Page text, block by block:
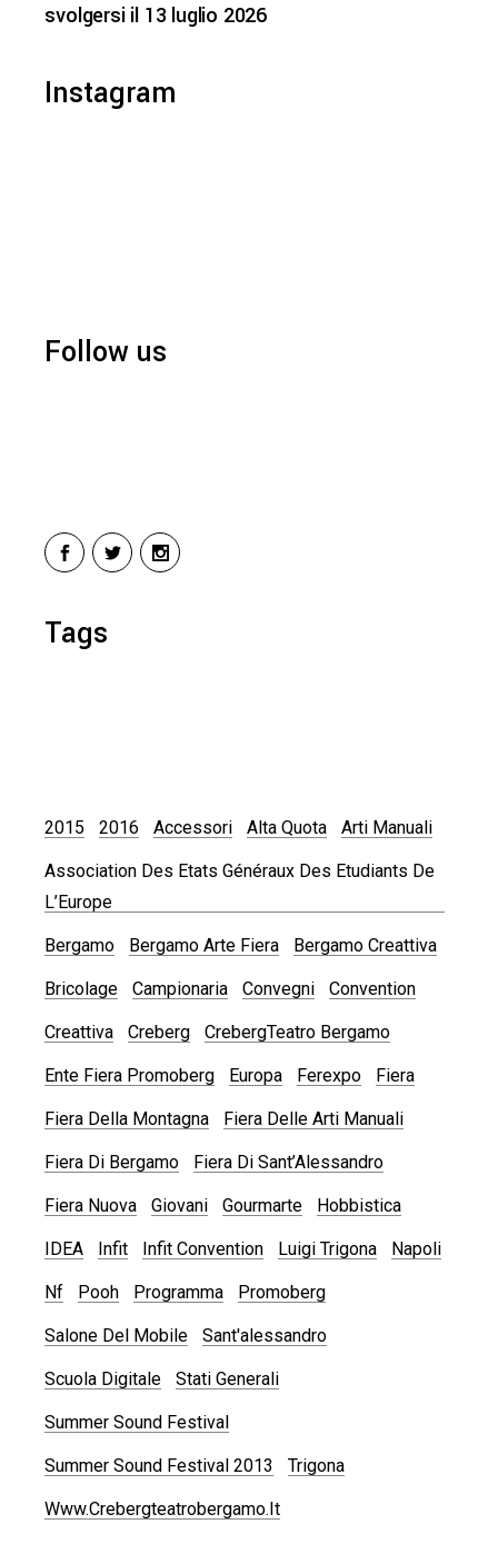
svolgersi il 13 luglio 2026
Instagram
Follow us
Tags
2015 2016 Accessori Alta Quota Arti Manuali
Association Des Etats Généraux Des Etudiants De
L’Europe
Bergamo Bergamo Arte Fiera Bergamo Creattiva
Bricolage Campionaria Convegni Convention
Creattiva Creberg CrebergTeatro Bergamo
Ente Fiera Promoberg Europa Ferexpo Fiera
Fiera Della Montagna Fiera Delle Arti Manuali
Fiera Di Bergamo Fiera Di Sant’Alessandro
Fiera Nuova Giovani Gourmarte Hobbistica
IDEA Infit Infit Convention Luigi Trigona Napoli
Nf Pooh Programma Promoberg
Salone Del Mobile Sant'alessandro
Scuola Digitale Stati Generali
Summer Sound Festival
Summer Sound Festival 2013 Trigona
Www.crebergteatrobergamo.it